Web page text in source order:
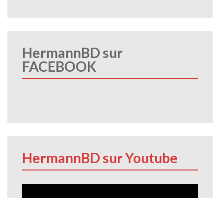
HermannBD sur
FACEBOOK
HermannBD sur Youtube